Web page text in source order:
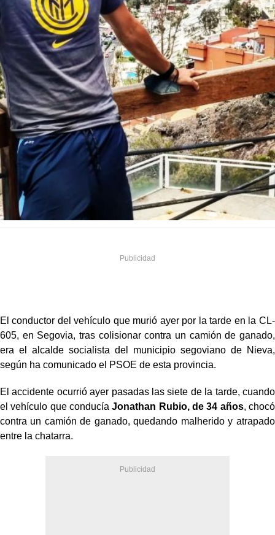
El conductor del vehículo que murió ayer por la tarde en la CL-
605, en Segovia, tras colisionar contra un camión de ganado,
era el alcalde socialista del municipio segoviano de Nieva,
según ha comunicado el PSOE de esta provincia.
El accidente ocurrió ayer pasadas las siete de la tarde, cuando
el vehículo que conducíaJonathan Rubio, de 34 años, chocó
contra un camión de ganado, quedando malherido y atrapado
entre la chatarra.